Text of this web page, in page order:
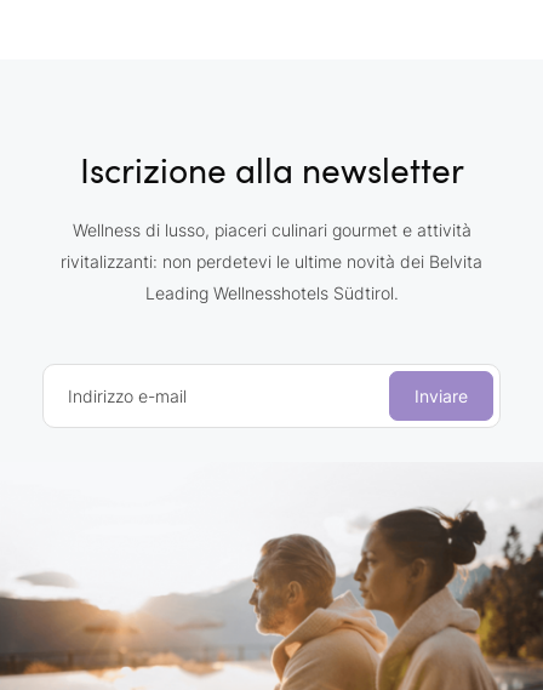
Iscrizione alla newsletter
Wellness di lusso, piaceri culinari gourmet e attività
rivitalizzanti: non perdetevi le ultime novità dei Belvita
Leading Wellnesshotels Südtirol.
Indirizzo e-mail Inviare